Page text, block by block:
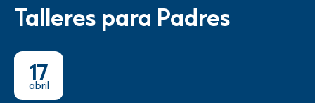
Talleres para Padres
17
abril